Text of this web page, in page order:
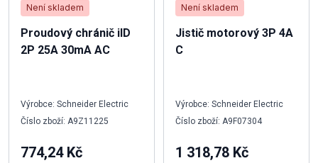
Není skladem
Proudový chránič iID
2P 25A 30mA AC
Výrobce: Schneider Electric
Číslo zboží: A9Z11225
774,24 Kč
Není skladem
Jistič motorový 3P 4A
C
Výrobce: Schneider Electric
Číslo zboží: A9F07304
1 318,78 Kč